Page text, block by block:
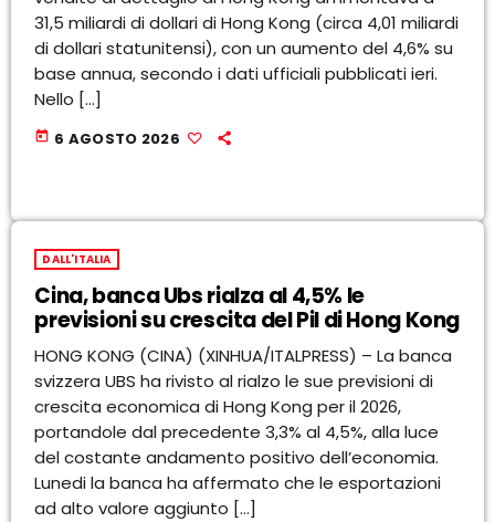
31,5 miliardi di dollari di Hong Kong (circa 4,01 miliardi
di dollari statunitensi), con un aumento del 4,6% su
base annua, secondo i dati ufficiali pubblicati ieri.
Nello […]
today 6 AGOSTO 2026
DALL'ITALIA
Cina, banca Ubs rialza al 4,5% le
previsioni su crescita del Pil di Hong Kong
HONG KONG (CINA) (XINHUA/ITALPRESS) – La banca
svizzera UBS ha rivisto al rialzo le sue previsioni di
crescita economica di Hong Kong per il 2026,
portandole dal precedente 3,3% al 4,5%, alla luce
del costante andamento positivo dell’economia.
Lunedi la banca ha affermato che le esportazioni
ad alto valore aggiunto […]